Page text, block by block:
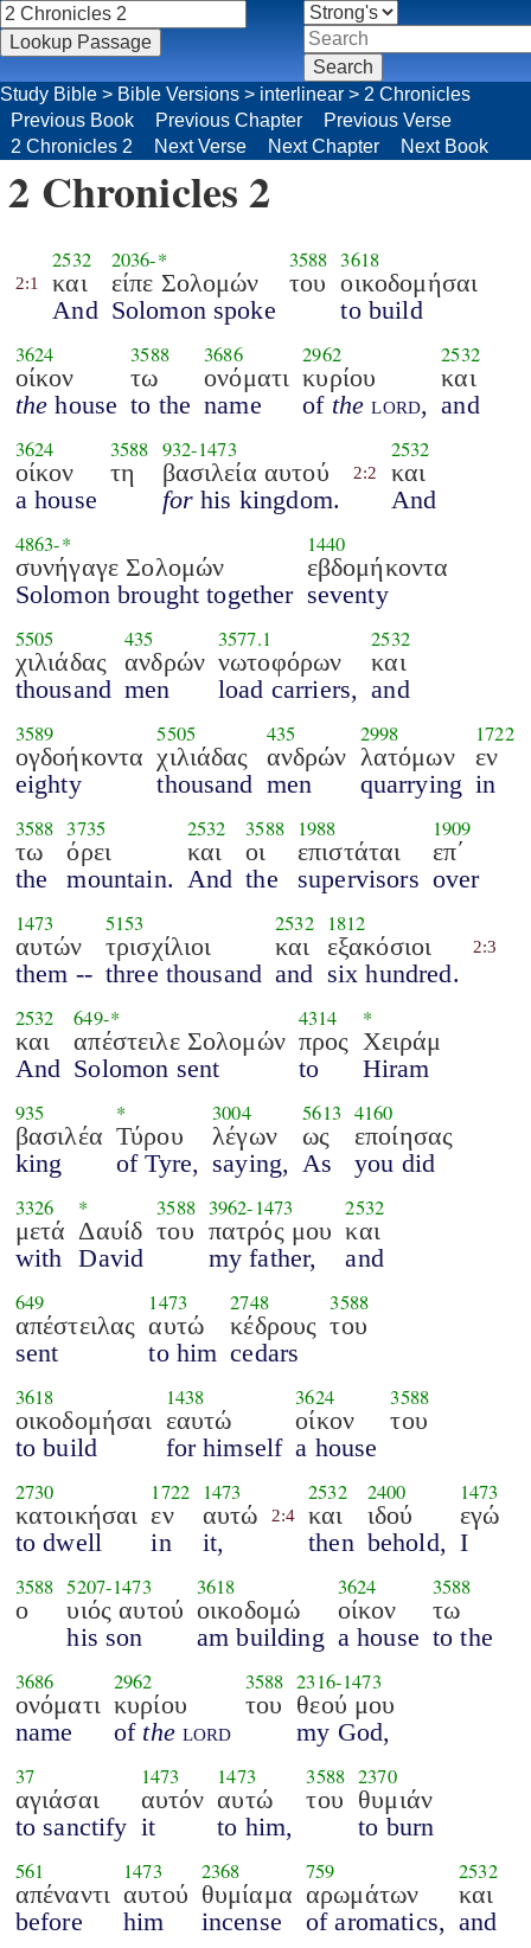
Study Bible > Bible Versions > interlinear > 2 Chronicles
Previous Book
Previous Chapter
Previous Verse
2 Chronicles 2
Next Verse Next Chapter Next Book
2 Chronicles 2
2:1
2532
και
And
2036-*
είπε Σολομών
Solomon spoke
3588
του
3618
οικοδομήσαι
to build
3624
οίκον
the house
3588
τω
to the
3686
ονόματι
name
2962
κυρίου
of the lord,
2532
και
and
3624
οίκον
a house
3588
τη
932-1473
βασιλεία αυτού
forhis kingdom.
2:2
2532
και
And
4863-*
συνήγαγε Σολομών
Solomon brought together
1440
εβδομήκοντα
seventy
5505
χιλιάδας
thousand
435
ανδρών
men
3577.1
νωτοφόρων
load carriers,
2532
και
and
3589
ογδοήκοντα
eighty
5505
χιλιάδας
thousand
435
ανδρών
men
2998
λατόμων
quarrying
1722
εν
in
3588
τω
the
3735
όρει
mountain.
2532
και
And
3588
οι
the
1988
επιστάται
supervisors
1909
επ΄
over
1473
αυτών
them --
5153
τρισχίλιοι
three thousand
2532
και
and
1812
εξακόσιοι
six hundred.
2:3
2532
και
And
649-*
απέστειλε Σολομών
Solomon sent
4314
προς
to
*
Χειράμ
Hiram
935
βασιλέα
king
*
Τύρου
of Tyre,
3004
λέγων
saying,
5613
ως
As
4160
εποίησας
you did
3326
μετά
with
*
Δαυίδ
David
3588
του
3962-1473
πατρός μου
my father,
2532
και
and
649
απέστειλας
sent
1473
αυτώ
to him
2748
κέδρους
cedars
3588
του
3618
οικοδομήσαι
to build
1438
εαυτώ
for himself
3624
οίκον
a house
3588
του
2730
κατοικήσαι
to dwell
1722
εν
in
1473
αυτώ
it,
2:4
2532
και
then
2400
ιδού
behold,
1473
εγώ
I
3588
ο
5207-1473
υιός αυτού
his son
3618
οικοδομώ
am building
3624
οίκον
a house
3588
τω
to the
3686
ονόματι
name
2962
κυρίου
of the lord
3588
του
2316-1473
θεού μου
my God,
37
αγιάσαι
to sanctify
1473
αυτόν
it
1473
αυτώ
to him,
3588
του
2370
θυμιάν
to burn
561
απέναντι
before
1473
αυτού
him
2368
θυμίαμα
incense
759
αρωμάτων
of aromatics,
2532
και
and